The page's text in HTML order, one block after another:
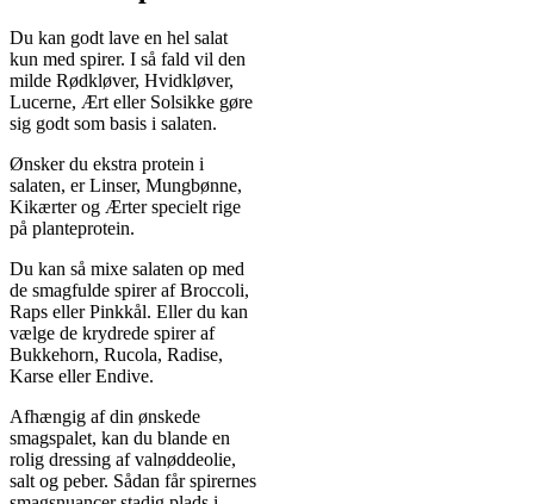
Du kan godt lave en hel salat
kun med spirer. I så fald vil den
milde Rødkløver, Hvidkløver,
Lucerne, Ært eller Solsikke gøre
sig godt som basis i salaten.
Ønsker du ekstra protein i
salaten, er Linser, Mungbønne,
Kikærter og Ærter specielt rige
på planteprotein.
Du kan så mixe salaten op med
de smagfulde spirer af Broccoli,
Raps eller Pinkkål. Eller du kan
vælge de krydrede spirer af
Bukkehorn, Rucola, Radise,
Karse eller Endive.
Afhængig af din ønskede
smagspalet, kan du blande en
rolig dressing af valnøddeolie,
salt og peber. Sådan får spirernes